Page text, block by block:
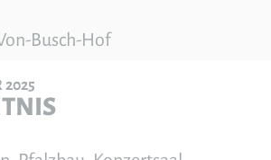
Busch-Hof
2025